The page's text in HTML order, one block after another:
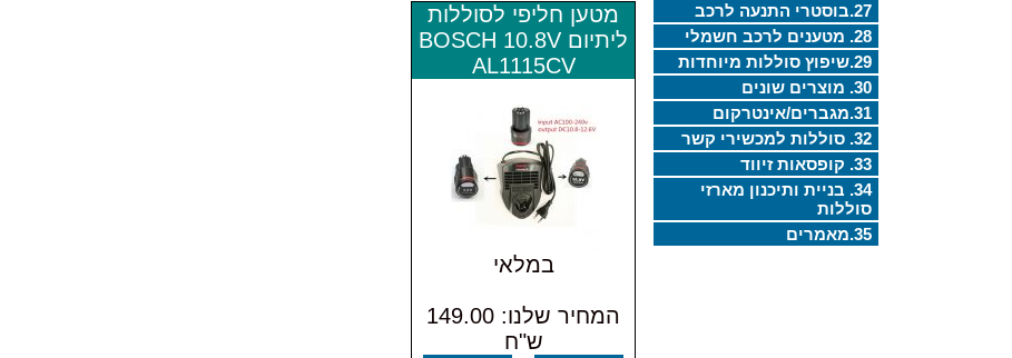
27.בוסטרי התנעה לרכב
28. מטענים לרכב חשמלי
29.שיפוץ סוללות מיוחדות
30. מוצרים שונים
31.מגברים/אינטרקום
32. סוללות למכשירי קשר
33. קופסאות זיווד
34. בניית ותיכנון מארזי
סוללות
35.מאמרים
מטען חליפי לסוללות
ליתיום BOSCH 10.8V
AL1115CV
במלאי
המחיר שלנו: 149.00
ש"ח